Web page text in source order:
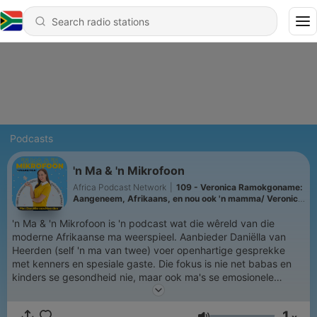
Podcasts
'n Ma & 'n Mikrofoon
Africa Podcast Network
109 - Veronica Ramokgoname:
Aangeneem, Afrikaans, en nou ook 'n mamma/ Veronica
'n Ma & 'n Mikrofoon is 'n podcast wat die wêreld van die
moderne Afrikaanse ma weerspieel. Aanbieder Daniëlla van
Heerden (self 'n ma van twee) voer openhartige gesprekke
met kenners en spesiale gaste. Die fokus is nie net babas en
kinders se gesondheid nie, maar ook ma's se emosionele
welstand. Hier sal jy saam lag vir daardie oomblikke wat net 'n